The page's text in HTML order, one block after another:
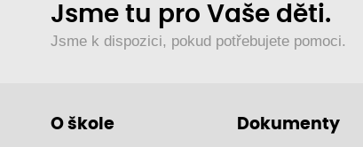
Jsme tu pro Vaše děti.
Jsme k dispozici, pokud potřebujete pomoci.
O škole Dokumenty